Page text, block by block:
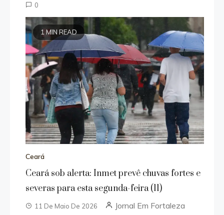
0
1 MIN READ
Ceará
Ceará sob alerta: Inmet prevê chuvas fortes e
severas para esta segunda-feira (11)
11 De Maio De 2026 Jornal Em Fortaleza